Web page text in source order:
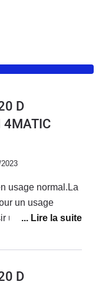
D
4MATIC
usage normal.La
un usage
une puissance
beaucoup
D